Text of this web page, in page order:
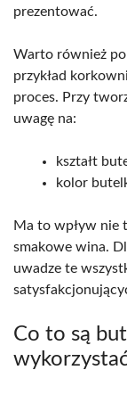
prezentować.
Warto również
przykład
proces. Przy
uwagę na:
kształt
kolor
Ma to wpływ nie
smakowe wina.
uwadze te
Co to są